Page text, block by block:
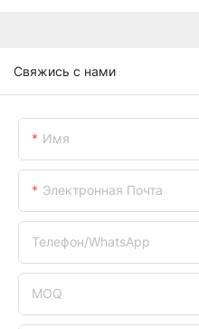
Свяжись с нами
Имя
Электронная Почта
Телефон/WhatsApp
MOQ